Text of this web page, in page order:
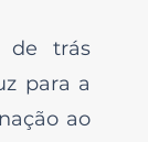
de trás
para a
ao